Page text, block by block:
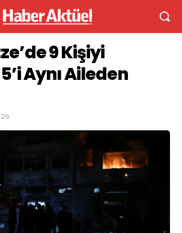
9 Kişiyi
Aynı Aileden